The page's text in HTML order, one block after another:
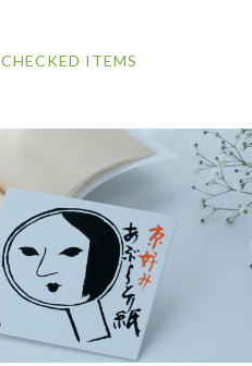
CHECKED ITEMS